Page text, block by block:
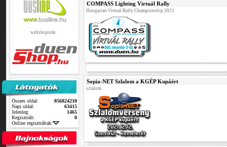
webshopunk :
Összes oldal:
856824210
Napi oldal:
63415
Jelenleg:
1465
Regisztrált:
0
Online regisztráltak:
COMPASS Lighting Virtuál Rally
Hungarian Virtual Rally Championship 2021
Sopia-NET Szlalom a KGÉP Kupáért
szlalom